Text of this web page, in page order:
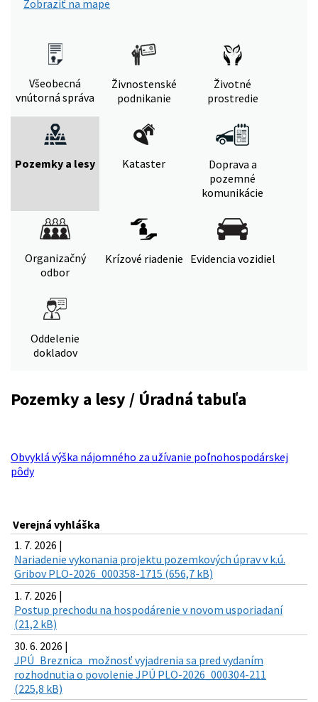
Zobraziť na mape
Všeobecná
vnútorná správa
Živnostenské
podnikanie
Životné
prostredie
Pozemky a lesy Kataster
Doprava a
pozemné
komunikácie
Organizačný
odbor
Krízové riadenie Evidencia vozidiel
Oddelenie
dokladov
Pozemky a lesy / Úradná tabuľa
Obvyklá výška nájomného za užívanie poľnohospodárskej
pôdy
Verejná vyhláška
1. 7. 2026 |
Nariadenie vykonania projektu pozemkových úprav v k.ú.
Gribov PLO-2026_000358-1715 (656,7 kB)
1. 7. 2026 |
Postup prechodu na hospodárenie v novom usporiadaní
(21,2 kB)
30. 6. 2026 |
JPÚ_Breznica_možnosť vyjadrenia sa pred vydaním
rozhodnutia o povolenie JPÚ PLO-2026_000304-211
(225,8 kB)